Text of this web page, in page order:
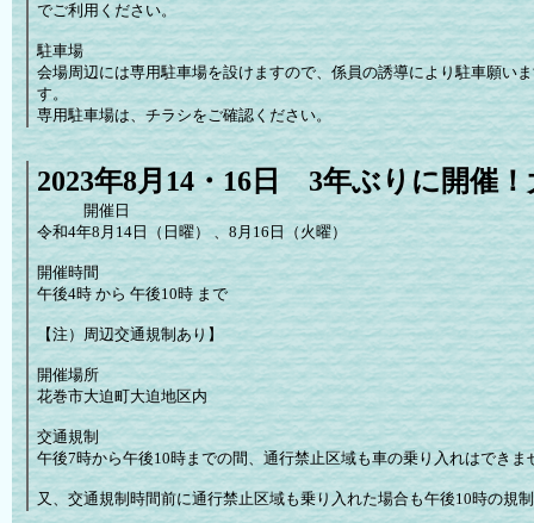
でご利用ください。
駐車場
会場周辺には専用駐車場を設けますので、係員の誘導により駐車願い
す。
専用駐車場は、チラシをご確認ください。
2023年8月14・16日 3年ぶりに開催
開催日
令和4年8月14日（日曜） 、8月16日（火曜）
開催時間
午後4時 から 午後10時 まで
【注）周辺交通規制あり】
開催場所
花巻市大迫町大迫地区内
交通規制
午後7時から午後10時までの間、通行禁止区域も車の乗り入れはできま
又、交通規制時間前に通行禁止区域も乗り入れた場合も午後10時の規